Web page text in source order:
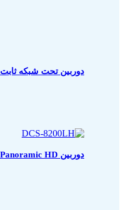
دوربین تحت شبکه ثابت Full HD مدل DCS-3715
دوربین Panoramic HD دی لینک مدل DCS-8200LH